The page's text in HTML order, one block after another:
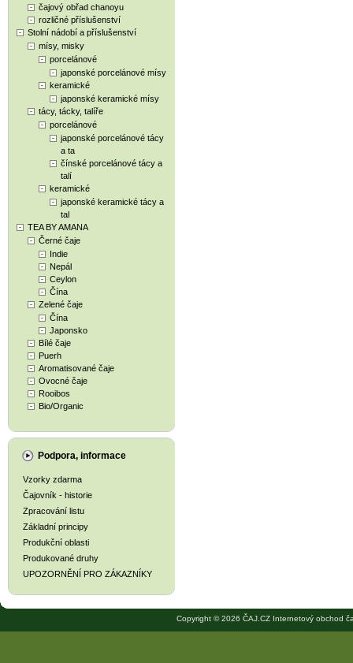
čajový obřad chanoyu
rozličné příslušenství
Stolní nádobí a příslušenství
mísy, misky
porcelánové
japonské porcelánové mísy
keramické
japonské keramické mísy
tácy, tácky, talíře
porcelánové
japonské porcelánové tácy
a ta
čínské porcelánové tácy a
talí
keramické
japonské keramické tácy a
tal
TEA BY AMANA
Černé čaje
Indie
Nepál
Ceylon
Čína
Zelené čaje
Čína
Japonsko
Bílé čaje
Puerh
Aromatisované čaje
Ovocné čaje
Rooibos
Bio/Organic
Podpora, informace
Vzorky zdarma
Čajovník - historie
Zpracování listu
Základní principy
Produkční oblasti
Produkované druhy
UPOZORNĚNÍ PRO ZÁKAZNÍKY
Copyright © 2026 ČAJ.CZ Internetový obchod